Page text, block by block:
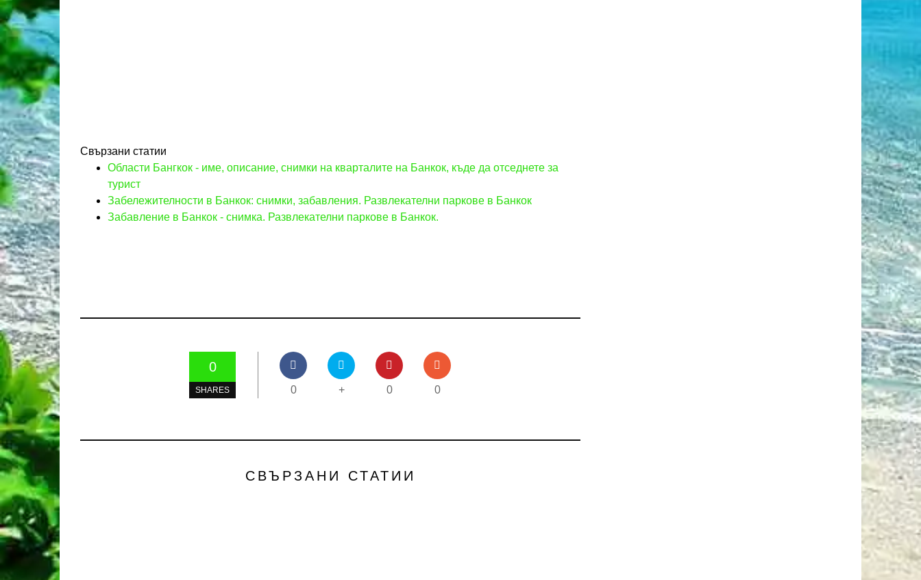
Свързани статии
Области Бангкок - име, описание, снимки на кварталите на Банкок, къде да отседнете за
турист
Забележителности в Банкок: снимки, забавления. Развлекателни паркове в Банкок
Забавление в Банкок - снимка. Развлекателни паркове в Банкок.
0
SHARES 0 + 0 0
СВЪРЗАНИ СТАТИИ